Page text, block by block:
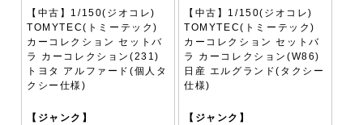
【中古】1/150(ジオコレ)
TOMYTEC(トミーテック)
カーコレクション セットバ
ラ カーコレクション(231)
トヨタ アルファード(個人タ
クシー仕様)
【ジャンク】
【中古】1/150(ジオコレ)
TOMYTEC(トミーテック)
カーコレクション セットバ
ラ カーコレクション(W86)
日産 エルグランド(タクシー
仕様)
【ジャンク】